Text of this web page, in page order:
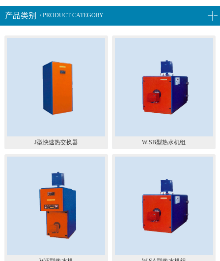
产品类别 / PRODUCT CATEGORY
J型快速热交换器 W-SB型热水机组